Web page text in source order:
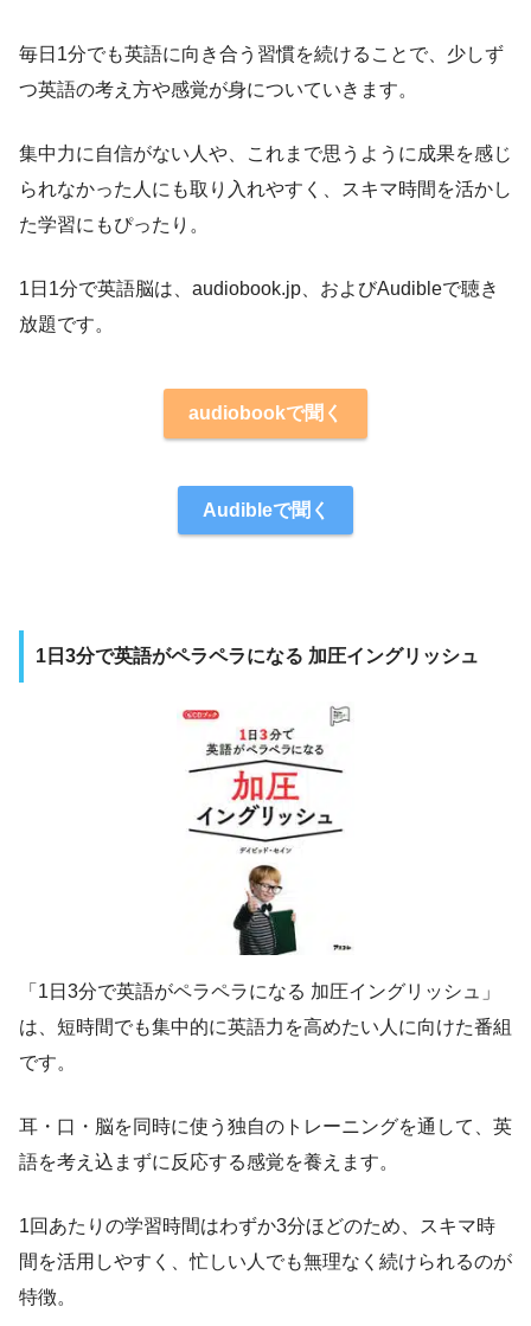
毎日1分でも英語に向き合う習慣を続けることで、少しず
つ英語の考え方や感覚が身についていきます。
集中力に自信がない人や、これまで思うように成果を感じ
られなかった人にも取り入れやすく、スキマ時間を活かし
た学習にもぴったり。
1日1分で英語脳は、audiobook.jp、およびAudibleで聴き
放題です。
audiobookで聞く
Audibleで聞く
1日3分で英語がペラペラになる 加圧イングリッシュ
「1日3分で英語がペラペラになる 加圧イングリッシュ」
は、短時間でも集中的に英語力を高めたい人に向けた番組
です。
耳・口・脳を同時に使う独自のトレーニングを通して、英
語を考え込まずに反応する感覚を養えます。
1回あたりの学習時間はわずか3分ほどのため、スキマ時
間を活用しやすく、忙しい人でも無理なく続けられるのが
特徴。